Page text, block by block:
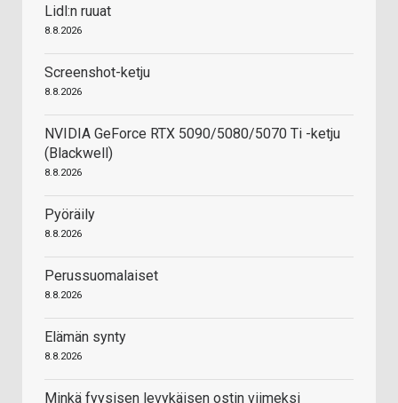
Lidl:n ruuat
8.8.2026
Screenshot-ketju
8.8.2026
NVIDIA GeForce RTX 5090/5080/5070 Ti -ketju
(Blackwell)
8.8.2026
Pyöräily
8.8.2026
Perussuomalaiset
8.8.2026
Elämän synty
8.8.2026
Minkä fyysisen levykäisen ostin viimeksi